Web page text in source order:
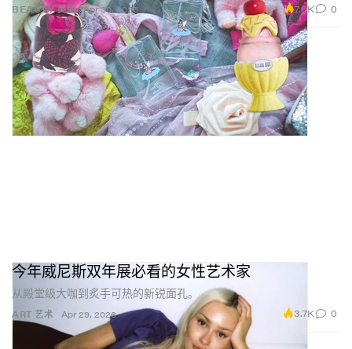
BEAUTY 美丽 Apr 30, 2026 7.0K 0
ART 艺术
今年威尼斯双年展必看的女性艺术家
从殿堂级大咖到炙手可热的新锐面孔。
Apr 29, 2026 3.7K 0